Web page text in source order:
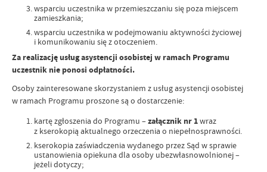
wsparciu uczestnika w przemieszczaniu się poza miejscem
zamieszkania;
wsparciu uczestnika w podejmowaniu aktywności życiowej
i komunikowaniu się z otoczeniem.
Za realizację usług asystencji osobistej w ramach Programu
uczestnik nie ponosi odpłatności.
Osoby zainteresowane skorzystaniem z usług asystencji osobistej
w ramach Programu proszone są o dostarczenie:
kartę zgłoszenia do Programu –załącznik nr 1wraz
z kserokopią aktualnego orzeczenia o niepełnosprawności.
kserokopia zaświadczenia wydanego przez Sąd w sprawie
ustanowienia opiekuna dla osoby ubezwłasnowolnionej –
jeżeli dotyczy;